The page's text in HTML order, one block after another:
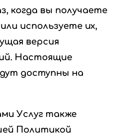
когда вы получаете
используете их,
версия
Настоящие
доступны на
Услуг также
Политикой